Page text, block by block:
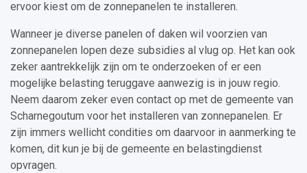
ervoor kiest om de zonnepanelen te installeren.
Wanneer je diverse panelen of daken wil voorzien van
zonnepanelen lopen deze subsidies al vlug op. Het kan ook
zeker aantrekkelijk zijn om te onderzoeken of er een
mogelijke belasting teruggave aanwezig is in jouw regio.
Neem daarom zeker even contact op met de gemeente van
Scharnegoutum voor het installeren van zonnepanelen. Er
zijn immers wellicht condities om daarvoor in aanmerking te
komen, dit kun je bij de gemeente en belastingdienst
opvragen.